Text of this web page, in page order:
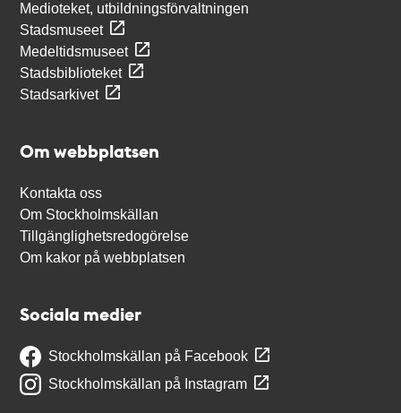
Medioteket, utbildningsförvaltningen
Stadsmuseet
Medeltidsmuseet
Stadsbiblioteket
Stadsarkivet
Om webbplatsen
Kontakta oss
Om Stockholmskällan
Tillgänglighetsredogörelse
Om kakor på webbplatsen
Sociala medier
Stockholmskällan på Facebook
Stockholmskällan på Instagram